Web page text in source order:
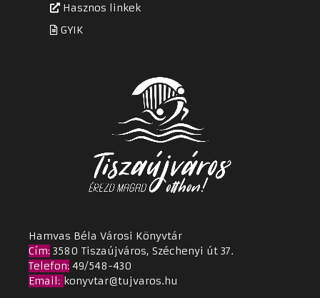
Hasznos linkek
GYIK
Hamvas Béla Városi Könyvtár
Cím: 3580 Tiszaújváros, Széchenyi út 37.
Telefon: 49/548-430
Email: konyvtar@tujvaros.hu